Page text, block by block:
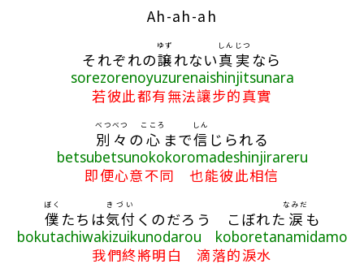
Ah-ah-ah
それぞれの譲
ゆず
れない真実
しんじつ
なら
sorezorenoyuzurenaishinjitsunara
若彼此都有無法讓步的真實
別々
べつべつ
の 心
こころ
まで信
しん
じられる
betsubetsunokokoromadeshinjirareru
即便心意不同 也能彼此相信
僕
ぼく
たちは気付
きづい
くのだろう こぼれた 涙
なみだ
も
bokutachiwakizuikunodarou koboretanamidamo
我們終將明白 滴落的淚水